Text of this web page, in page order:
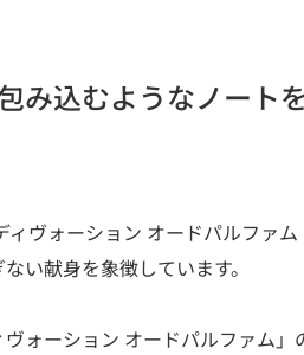
み込むようなノート
ヴォーション オードパルファム
い献身を象徴しています。
ォーション オードパルファム」